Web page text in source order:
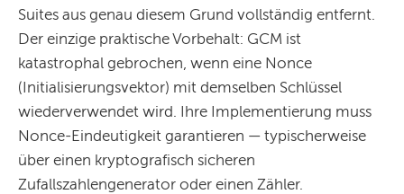
Suites aus genau diesem Grund vollständig entfernt.
Der einzige praktische Vorbehalt: GCM ist
katastrophal gebrochen, wenn eine Nonce
(Initialisierungsvektor) mit demselben Schlüssel
wiederverwendet wird. Ihre Implementierung muss
Nonce-Eindeutigkeit garantieren — typischerweise
über einen kryptografisch sicheren
Zufallszahlengenerator oder einen Zähler.